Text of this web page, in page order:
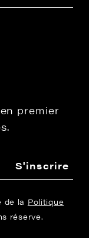
premier
S'inscrire
de la Politique
réserve.